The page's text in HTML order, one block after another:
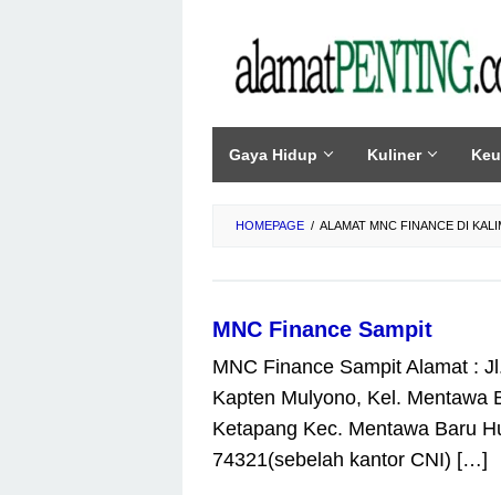
content
Gaya Hidup Kuliner
HOMEPAGE / ALAMAT MNC FINANCE DI
MNC Finance Sampit
MNC Finance Sampit Alamat :
Kapten Mulyono, Kel. Mentawa
Ketapang Kec. Mentawa Baru
74321(sebelah kantor CNI) […]